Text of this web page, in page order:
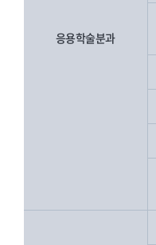
응용학술분과